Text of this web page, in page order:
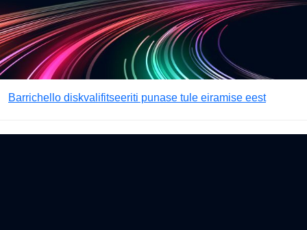
Barrichello diskvalifitseeriti punase tule eiramise eest